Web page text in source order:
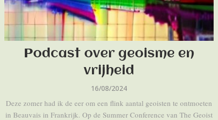
Podcast over geoisme en
vrijheid
16/08/2024
Deze zomer had ik de eer om een flink aantal geoisten te ontmoeten
in Beauvais in Frankrijk. Op de Summer Conference van The Geoist